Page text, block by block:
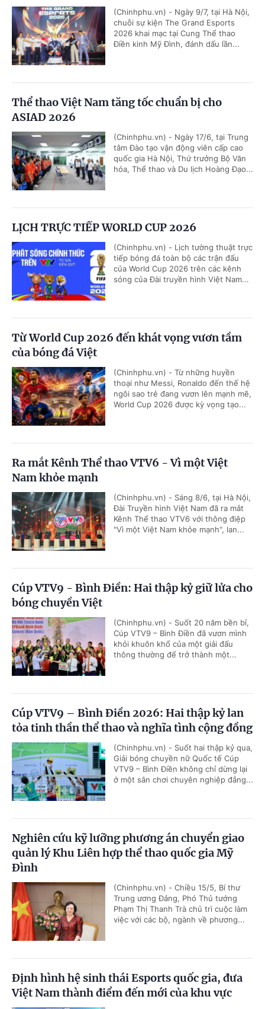
(Chinhphu.vn) - Ngày 9/7, tại Hà Nội,
chuỗi sự kiện The Grand Esports
2026 khai mạc tại Cung Thể thao
Điền kinh Mỹ Đình, đánh dấu lần...
Thể thao Việt Nam tăng tốc chuẩn bị cho
ASIAD 2026
(Chinhphu.vn) - Ngày 17/6, tại Trung
tâm Đào tạo vận động viên cấp cao
quốc gia Hà Nội, Thứ trưởng Bộ Văn
hóa, Thể thao và Du lịch Hoàng Đạo...
LỊCH TRỰC TIẾP WORLD CUP 2026
(Chinhphu.vn) - Lịch tường thuật trực
tiếp bóng đá toàn bộ các trận đấu
của World Cup 2026 trên các kênh
sóng của Đài truyền hình Việt Nam...
Từ World Cup 2026 đến khát vọng vươn tầm
của bóng đá Việt
(Chinhphu.vn) - Từ những huyền
thoại như Messi, Ronaldo đến thế hệ
ngôi sao trẻ đang vươn lên mạnh mẽ,
World Cup 2026 được kỳ vọng tạo...
Ra mắt Kênh Thể thao VTV6 - Vì một Việt
Nam khỏe mạnh
(Chinhphu.vn) - Sáng 8/6, tại Hà Nội,
Đài Truyền hình Việt Nam đã ra mắt
Kênh Thể thao VTV6 với thông điệp
"Vì một Việt Nam khỏe mạnh", lan...
Cúp VTV9 - Bình Điền: Hai thập kỷ giữ lửa cho
bóng chuyền Việt
(Chinhphu.vn) - Suốt 20 năm bền bỉ,
Cúp VTV9 – Bình Điền đã vươn mình
khỏi khuôn khổ của một giải đấu
thông thường để trở thành một...
Cúp VTV9 – Bình Điền 2026: Hai thập kỷ lan
tỏa tinh thần thể thao và nghĩa tình cộng đồng
(Chinhphu.vn) - Suốt hai thập kỷ qua,
Giải bóng chuyền nữ Quốc tế Cúp
VTV9 – Bình Điền không chỉ dừng lại
ở một sân chơi chuyên nghiệp đẳng...
Nghiên cứu kỹ lưỡng phương án chuyển giao
quản lý Khu Liên hợp thể thao quốc gia Mỹ
Đình
(Chinhphu.vn) - Chiều 15/5, Bí thư
Trung ương Đảng, Phó Thủ tướng
Phạm Thị Thanh Trà chủ trì cuộc làm
việc với các bộ, ngành về phương...
Định hình hệ sinh thái Esports quốc gia, đưa
Việt Nam thành điểm đến mới của khu vực